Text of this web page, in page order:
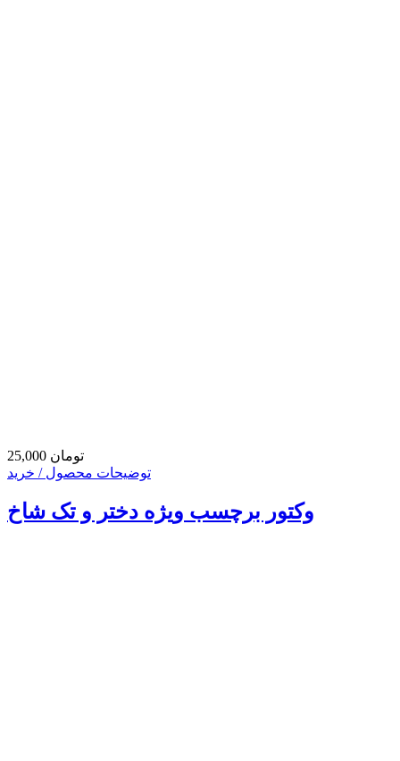
25,000 تومان
توضیحات محصول / خرید
وکتور برچسب ویژه دختر و تک شاخ